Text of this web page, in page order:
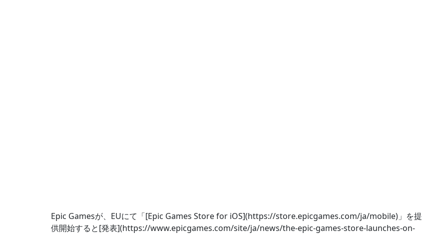
Epic Gamesが、EUにて「[Epic Games Store for iOS](https://store.epicgames.com/ja/mobile)」を提
供開始すると[発表](https://www.epicgames.com/site/ja/news/the-epic-games-store-launches-on-